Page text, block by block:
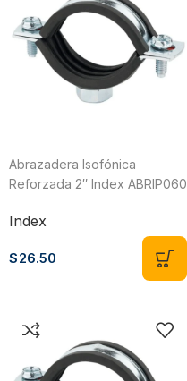
Abrazadera Isofónica
Reforzada 2″ Index ABRIP060
Index
$26.50